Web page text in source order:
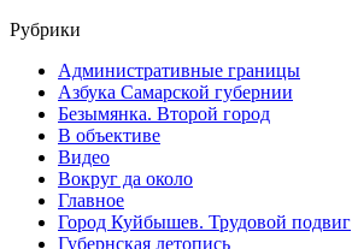
Рубрики
Административные границы
Азбука Самарской губернии
Безымянка. Второй город
В объективе
Видео
Вокруг да около
Главное
Город Куйбышев. Трудовой подвиг
Губернская летопись